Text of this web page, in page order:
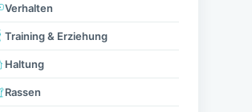
Verhalten
Training & Erziehung
Haltung
Rassen